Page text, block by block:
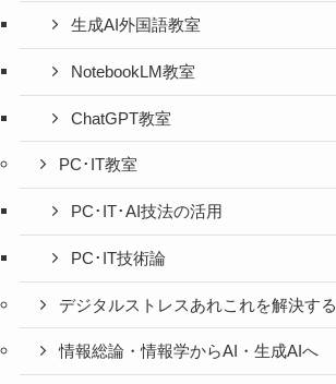
生成AI外国語教室
NotebookLM教室
ChatGPT教室
PC･IT教室
PC･IT･AI技法の活用
PC･IT技術論
デジタルストレスあれこれを解決する
情報総論・情報学からAI・生成AIへ